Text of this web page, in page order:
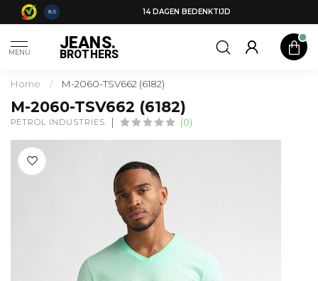
8.5 14 DAGEN BEDENKTIJD
MENU JEANS.
BROTHERS
Home / M-2060-TSV662 (6182)
M-2060-TSV662 (6182)
PETROL INDUSTRIES (0)